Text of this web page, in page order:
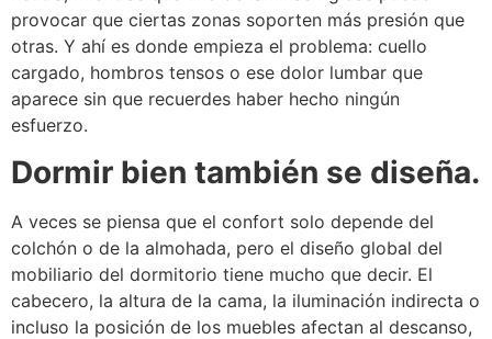
provocar que ciertas zonas soporten más presión que
otras. Y ahí es donde empieza el problema: cuello
cargado, hombros tensos o ese dolor lumbar que
aparece sin que recuerdes haber hecho ningún
esfuerzo.
Dormir bien también se diseña.
A veces se piensa que el confort solo depende del
colchón o de la almohada, pero el diseño global del
mobiliario del dormitorio tiene mucho que decir. El
cabecero, la altura de la cama, la iluminación indirecta o
incluso la posición de los muebles afectan al descanso,